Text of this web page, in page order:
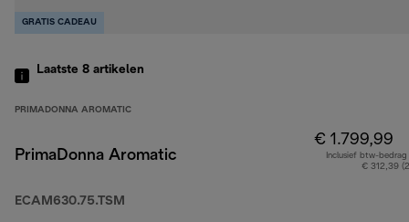
GRATIS CADEAU
Laatste 8 artikelen
PRIMADONNA AROMATIC
PrimaDonna Aromatic
ECAM630.75.TSM
€ 1.799,99
Inclusief btw-bedrag
€ 312,39